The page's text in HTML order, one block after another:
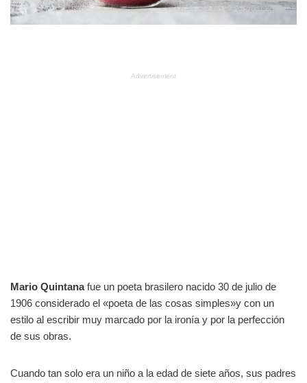
Advertisement
Mario Quintanafue un poeta brasilero nacido 30 de julio de
1906 considerado el «poeta de las cosas simples»y con un
estilo al escribir muy marcado por la ironía y por la perfección
de sus obras.
Cuando tan solo era un niño a la edad de siete años, sus padres